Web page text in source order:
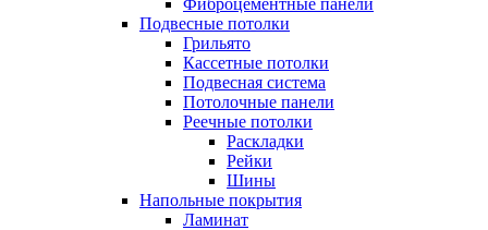
Фиброцементные панели
Подвесные потолки
Грильято
Кассетные потолки
Подвесная система
Потолочные панели
Реечные потолки
Раскладки
Рейки
Шины
Напольные покрытия
Ламинат